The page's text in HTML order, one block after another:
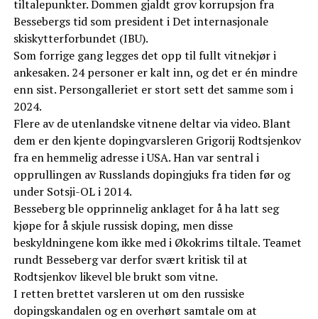
tiltalepunkter. Dommen gjaldt grov korrupsjon fra
Bessebergs tid som president i Det internasjonale
skiskytterforbundet (IBU).
Som forrige gang legges det opp til fullt vitnekjør i
ankesaken. 24 personer er kalt inn, og det er én mindre
enn sist. Persongalleriet er stort sett det samme som i
2024.
Flere av de utenlandske vitnene deltar via video. Blant
dem er den kjente dopingvarsleren Grigorij Rodtsjenkov
fra en hemmelig adresse i USA. Han var sentral i
opprullingen av Russlands dopingjuks fra tiden før og
under Sotsji-OL i 2014.
Besseberg ble opprinnelig anklaget for å ha latt seg
kjøpe for å skjule russisk doping, men disse
beskyldningene kom ikke med i Økokrims tiltale. Teamet
rundt Besseberg var derfor svært kritisk til at
Rodtsjenkov likevel ble brukt som vitne.
I retten brettet varsleren ut om den russiske
dopingskandalen og en overhørt samtale om at